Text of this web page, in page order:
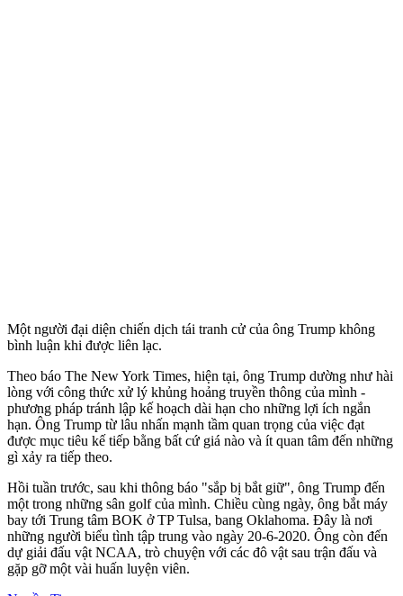
Một người đại diện chiến dịch tái tranh cử của ông Trump không
bình luận khi được liên lạc.
Theo báo The New York Times, hiện tại, ông Trump dường như hài
lòng với công thức xử lý khủng hoảng truyền thông của mình -
phương pháp tránh lập kế hoạch dài hạn cho những lợi ích ngắn
hạn. Ông Trump từ lâu nhấn mạnh tầm quan trọng của việc đạt
được mục tiêu kế tiếp bằng bất cứ giá nào và ít quan tâm đến những
gì xảy ra tiếp theo.
Hồi tuần trước, sau khi thông báo "sắp bị bắt giữ", ông Trump đến
một trong những sân golf của mình. Chiều cùng ngày, ông bắt máy
bay tới Trung tâm BOK ở TP Tulsa, bang Oklahoma. Đây là nơi
những người biểu tình tập trung vào ngày 20-6-2020. Ông còn đến
dự giải đấu vật NCAA, trò chuyện với các đô vật sau trận đấu và
gặp gỡ một vài huấn luyện viên.